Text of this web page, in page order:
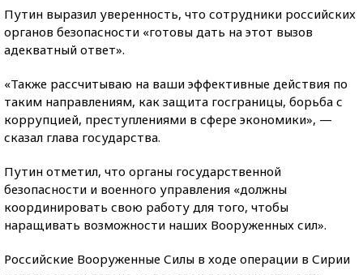
Путин выразил уверенность, что сотрудники российских
органов безопасности «готовы дать на этот вызов
адекватный ответ».
«Также рассчитываю на ваши эффективные действия по
таким направлениям, как защита госграницы, борьба с
коррупцией, преступлениями в сфере экономики», —
сказал глава государства.
Путин отметил, что органы государственной
безопасности и военного управления «должны
координировать свою работу для того, чтобы
наращивать возможности наших Вооруженных сил».
Российские Вооруженные Силы в ходе операции в Сирии